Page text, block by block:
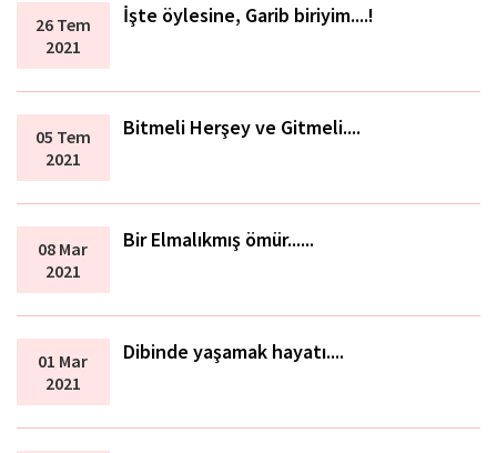
26 Tem
2021
İşte öylesine, Garib biriyim....!
05 Tem
2021
Bitmeli Herşey ve Gitmeli....
08 Mar
2021
Bir Elmalıkmış ömür......
01 Mar
2021
Dibinde yaşamak hayatı....